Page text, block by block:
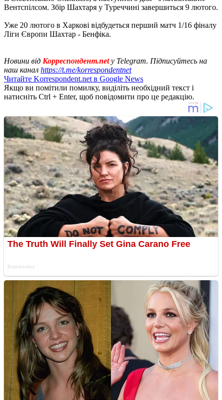
Вентспілсом. Збір Шахтаря у Туреччині завершиться 9 лютого.
Уже 20 лютого в Харкові відбудеться перший матч 1/16 фіналу
Ліги Європи Шахтар - Бенфіка.
Новини від Корреспондент.net у Telegram. Підписуйтесь на
наш канал https://t.me/korrespondentnet
Читайте Korrespondent.net в Google News
Якщо ви помітили помилку, виділіть необхідний текст і
натисніть Ctrl + Enter, щоб повідомити про це редакцію.